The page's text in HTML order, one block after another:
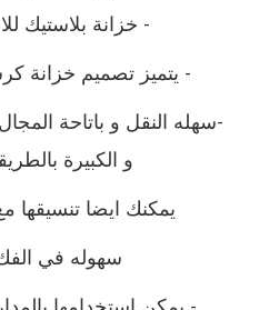
- خزانة بلاستيك
- يتميز تصميم خزانة
-سهله النقل و باتاحة
و الكبيرة
يمكنك ايضا تنسيقها
سهوله في